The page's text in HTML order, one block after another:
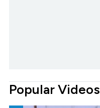
Popular Videos